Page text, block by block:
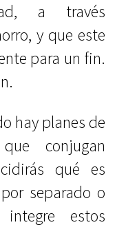
a través
y que este
para un fin.
hay planes de
conjugan
qué es
separado o
estos